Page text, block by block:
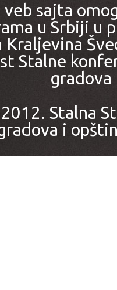
veb sajta
u Srbiji u
Kraljevina
Stalne
gradova
Stalna
i